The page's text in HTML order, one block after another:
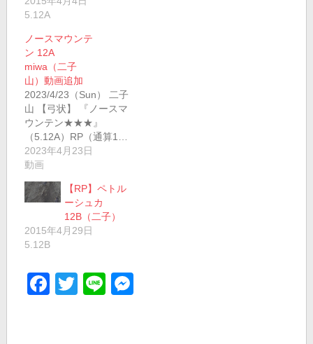
5.12A
ノースマウンテ
ン 12A
miwa（二子
山）動画追加
2023/4/23（Sun） 二子
山 【弓状】 『ノースマ
ウンテン★★★』
（5.12A）RP（通算1…
2023年4月23日
動画
【RP】ペトル
ーシュカ
12B（二子）
2015年4月29日
5.12B
Facebook
Twitter
Line